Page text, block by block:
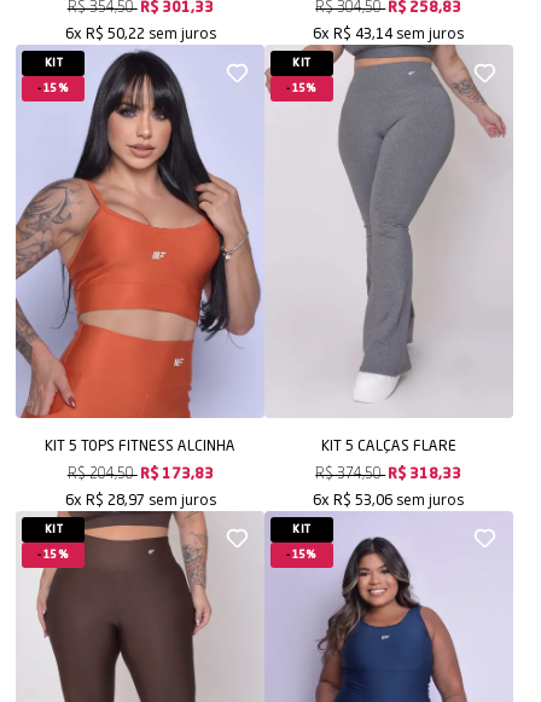
R$ 354,50 R$ 301,33
6x R$ 50,22 sem juros
R$ 304,50 R$ 258,83
6x R$ 43,14 sem juros
15%
KIT
KIT 5 TOPS FITNESS ALCINHA
R$ 204,50 R$ 173,83
6x R$ 28,97 sem juros
15%
KIT
KIT 5 CALÇAS FLARE
R$ 374,50 R$ 318,33
6x R$ 53,06 sem juros
15%
KIT
15%
KIT